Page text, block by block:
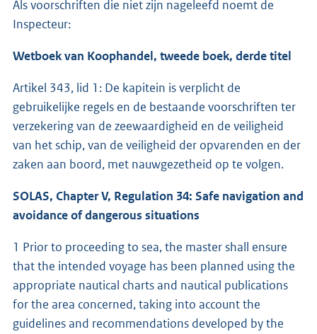
Als voorschriften die niet zijn nageleefd noemt de
Inspecteur:
Wetboek van Koophandel, tweede boek, derde titel
Artikel 343, lid 1: De kapitein is verplicht de
gebruikelijke regels en de bestaande voorschriften ter
verzekering van de zeewaardigheid en de veiligheid
van het schip, van de veiligheid der opvarenden en der
zaken aan boord, met nauwgezetheid op te volgen.
SOLAS, Chapter V, Regulation 34: Safe navigation and
avoidance of dangerous situations
1 Prior to proceeding to sea, the master shall ensure
that the intended voyage has been planned using the
appropriate nautical charts and nautical publications
for the area concerned, taking into account the
guidelines and recommendations developed by the